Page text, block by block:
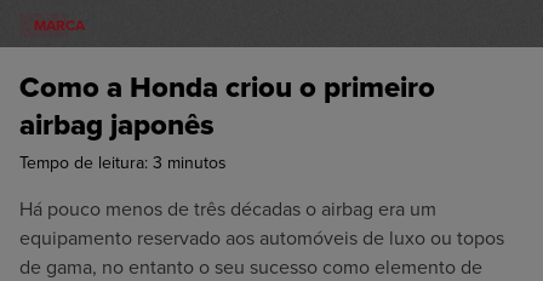
Racing
Honda N2
MARCA
Como a Honda criou o primeiro
airbag japonês
Tempo de leitura: 3 minutos
Há pouco menos de três décadas o airbag era um
equipamento reservado aos automóveis de luxo ou topos
de gama, no entanto o seu sucesso como elemento de